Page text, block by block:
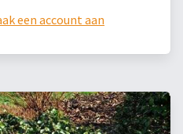
een account aan